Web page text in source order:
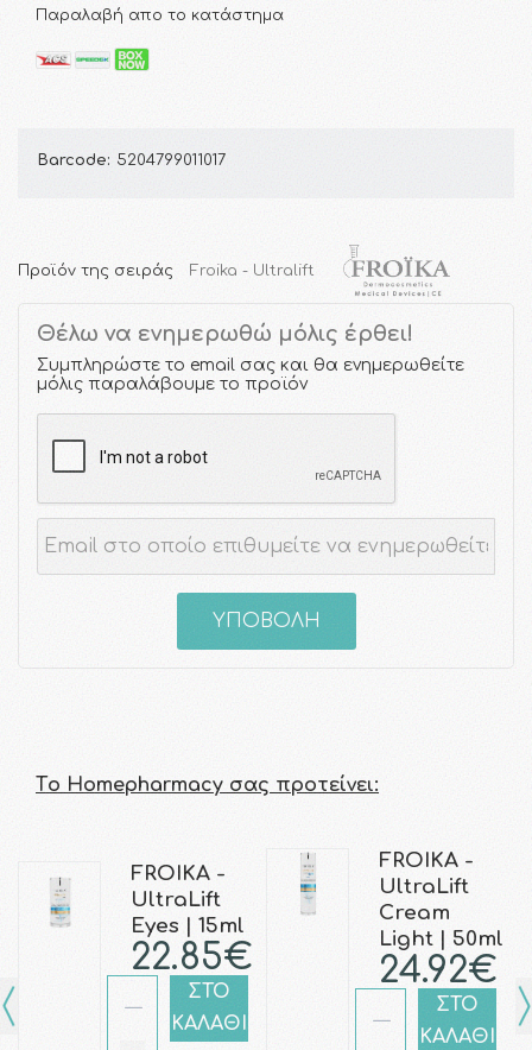
Παραλαβή απο το κατάστημα
Barcode: 5204799011017
Προϊόν της σειράς Froika - Ultralift
Θέλω να ενημερωθώ μόλις έρθει!
Συμπληρώστε το email σας και θα ενημερωθείτε
μόλις παραλάβουμε το προϊόν
ΥΠΟΒΟΛΗ
Τo Homepharmacy σας προτείνει:
FROIKA -
UltraLift
Eyes | 15ml
22.85€
ΣΤΟ
ΚΑΛΑΘΙ
FROIKA -
UltraLift
Cream
Light | 50ml
24.92€
ΣΤΟ
ΚΑΛΑΘΙ